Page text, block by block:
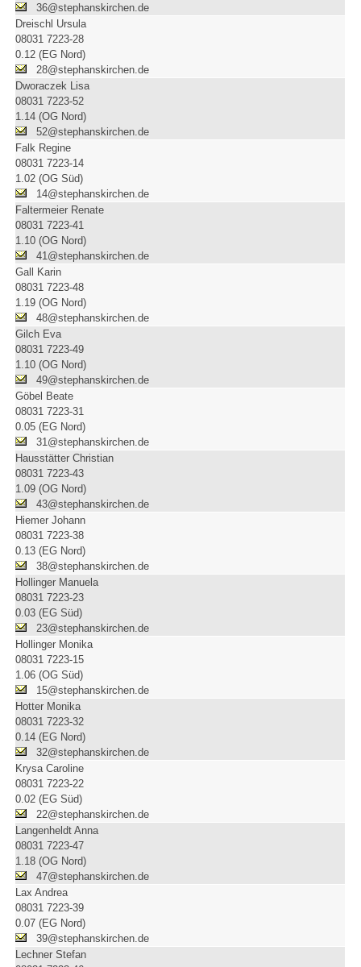
36@stephanskirchen.de
Dreischl Ursula
08031 7223-28
0.12 (EG Nord)
28@stephanskirchen.de
Dworaczek Lisa
08031 7223-52
1.14 (OG Nord)
52@stephanskirchen.de
Falk Regine
08031 7223-14
1.02 (OG Süd)
14@stephanskirchen.de
Faltermeier Renate
08031 7223-41
1.10 (OG Nord)
41@stephanskirchen.de
Gall Karin
08031 7223-48
1.19 (OG Nord)
48@stephanskirchen.de
Gilch Eva
08031 7223-49
1.10 (OG Nord)
49@stephanskirchen.de
Göbel Beate
08031 7223-31
0.05 (EG Nord)
31@stephanskirchen.de
Hausstätter Christian
08031 7223-43
1.09 (OG Nord)
43@stephanskirchen.de
Hiemer Johann
08031 7223-38
0.13 (EG Nord)
38@stephanskirchen.de
Hollinger Manuela
08031 7223-23
0.03 (EG Süd)
23@stephanskirchen.de
Hollinger Monika
08031 7223-15
1.06 (OG Süd)
15@stephanskirchen.de
Hotter Monika
08031 7223-32
0.14 (EG Nord)
32@stephanskirchen.de
Krysa Caroline
08031 7223-22
0.02 (EG Süd)
22@stephanskirchen.de
Langenheldt Anna
08031 7223-47
1.18 (OG Nord)
47@stephanskirchen.de
Lax Andrea
08031 7223-39
0.07 (EG Nord)
39@stephanskirchen.de
Lechner Stefan